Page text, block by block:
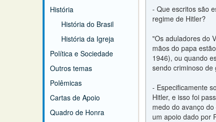
História
História do Brasil
História da Igreja
Política e Sociedade
Outros temas
Polêmicas
Cartas de Apoio
Quadro de Honra
- Que escritos são
regime de Hitler?
"Os aduladores do
mãos do papa
1946), ou quando
sendo criminoso
- Especificamente
Hitler, e isso foi
medo do avanço
um apoio dado por